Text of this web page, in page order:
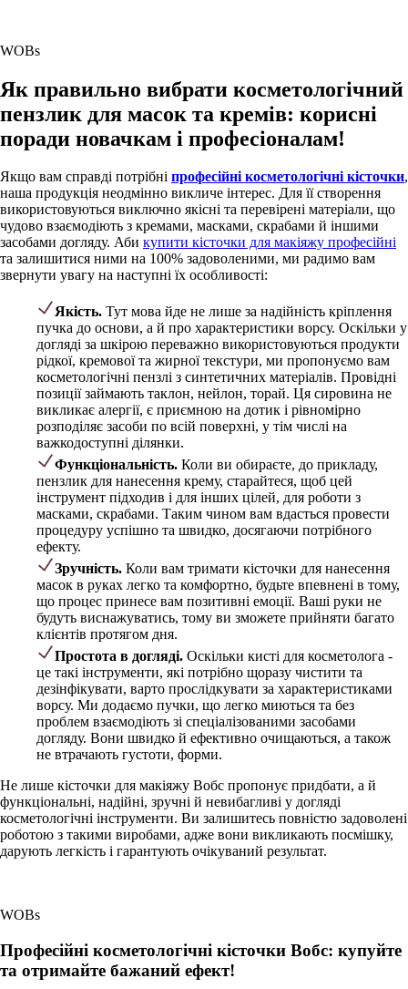
WOBs
Як правильно вибрати косметологічний
пензлик для масок та кремів: корисні
поради новачкам і професіоналам!
Якщо вам справді потрібні професійні косметологічні кісточки,
наша продукція неодмінно викличе інтерес. Для її створення
використовуються виключно якісні та перевірені матеріали, що
чудово взаємодіють з кремами, масками, скрабами й іншими
засобами догляду. Аби купити кісточки для макіяжу професійні
та залишитися ними на 100% задоволеними, ми радимо вам
звернути увагу на наступні їх особливості:
Якість. Тут мова йде не лише за надійність кріплення
пучка до основи, а й про характеристики ворсу. Оскільки у
догляді за шкірою переважно використовуються продукти
рідкої, кремової та жирної текстури, ми пропонуємо вам
косметологічні пензлі з синтетичних матеріалів. Провідні
позиції займають таклон, нейлон, торай. Ця сировина не
викликає алергії, є приємною на дотик і рівномірно
розподіляє засоби по всій поверхні, у тім числі на
важкодоступні ділянки.
Функціональність. Коли ви обираєте, до прикладу,
пензлик для нанесення крему, старайтеся, щоб цей
інструмент підходив і для інших цілей, для роботи з
масками, скрабами. Таким чином вам вдасться провести
процедуру успішно та швидко, досягаючи потрібного
ефекту.
Зручність. Коли вам тримати кісточки для нанесення
масок в руках легко та комфортно, будьте впевнені в тому,
що процес принесе вам позитивні емоції. Ваші руки не
будуть виснажуватись, тому ви зможете прийняти багато
клієнтів протягом дня.
Простота в догляді. Оскільки кисті для косметолога -
це такі інструменти, які потрібно щоразу чистити та
дезінфікувати, варто прослідкувати за характеристиками
ворсу. Ми додаємо пучки, що легко миються та без
проблем взаємодіють зі спеціалізованими засобами
догляду. Вони швидко й ефективно очищаються, а також
не втрачають густоти, форми.
Не лише кісточки для макіяжу Вобс пропонує придбати, а й
функціональні, надійні, зручні й невибагливі у догляді
косметологічні інструменти. Ви залишитесь повністю задоволені
роботою з такими виробами, адже вони викликають посмішку,
дарують легкість і гарантують очікуваний результат.
WOBs
Професійні косметологічні кісточки Вобс: купуйте
та отримайте бажаний ефект!